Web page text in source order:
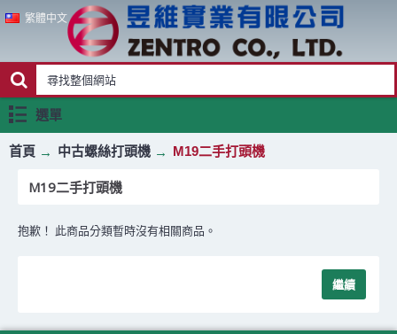
繁體中文
選單
首頁 中古螺絲打頭機 M19二手打頭機
M19二手打頭機
抱歉！ 此商品分類暫時沒有相關商品。
繼續